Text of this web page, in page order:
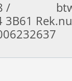
/
3B61